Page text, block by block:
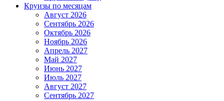
Круизы по месяцам
Август 2026
Сентябрь 2026
Октябрь 2026
Ноябрь 2026
Апрель 2027
Май 2027
Июнь 2027
Июль 2027
Август 2027
Сентябрь 2027